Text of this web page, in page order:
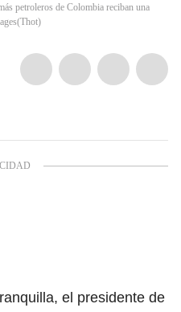
petroleros de Colombia reciban una
(Thot)
el presidente de